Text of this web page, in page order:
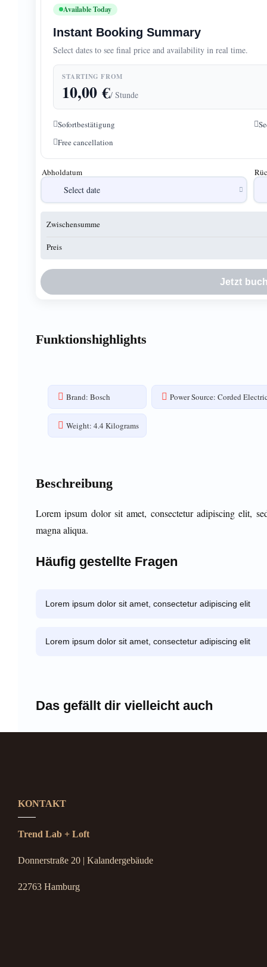
Available Today
Instant Booking Summary
Select dates to see final price and availability in real time.
STARTING FROM
10,00€/ Stunde
Sofortbestätigung
Free cancellation
Abholdatum
Zwischensumme
Preis
Jetzt
Funktionshighlights
Brand: Bosch Power Source: Corded
Weight: 4.4 Kilograms
Beschreibung
Lorem ipsum dolor sit amet, consectetur adipiscing elit,
magna aliqua.
Häufig gestellte Fragen
Lorem ipsum dolor sit amet, consectetur adipiscing elit
Lorem ipsum dolor sit amet, consectetur adipiscing elit
Das gefällt dir vielleicht auch
KONTAKT
Trend Lab + Loft
Donnerstraße 20 | Kalandergebäude
22763 Hamburg